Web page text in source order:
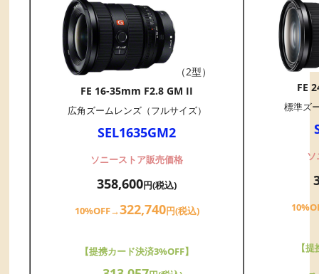
（2型）
FE 16-35mm F2.8 GM II
広角ズームレンズ（フルサイズ）
SEL1635GM2
ソニーストア販売価格
358,600円(税込)
10%OFF→322,740円(税込)
【提携カード決済3%OFF】
FE
標準ズ
ソ
【
→